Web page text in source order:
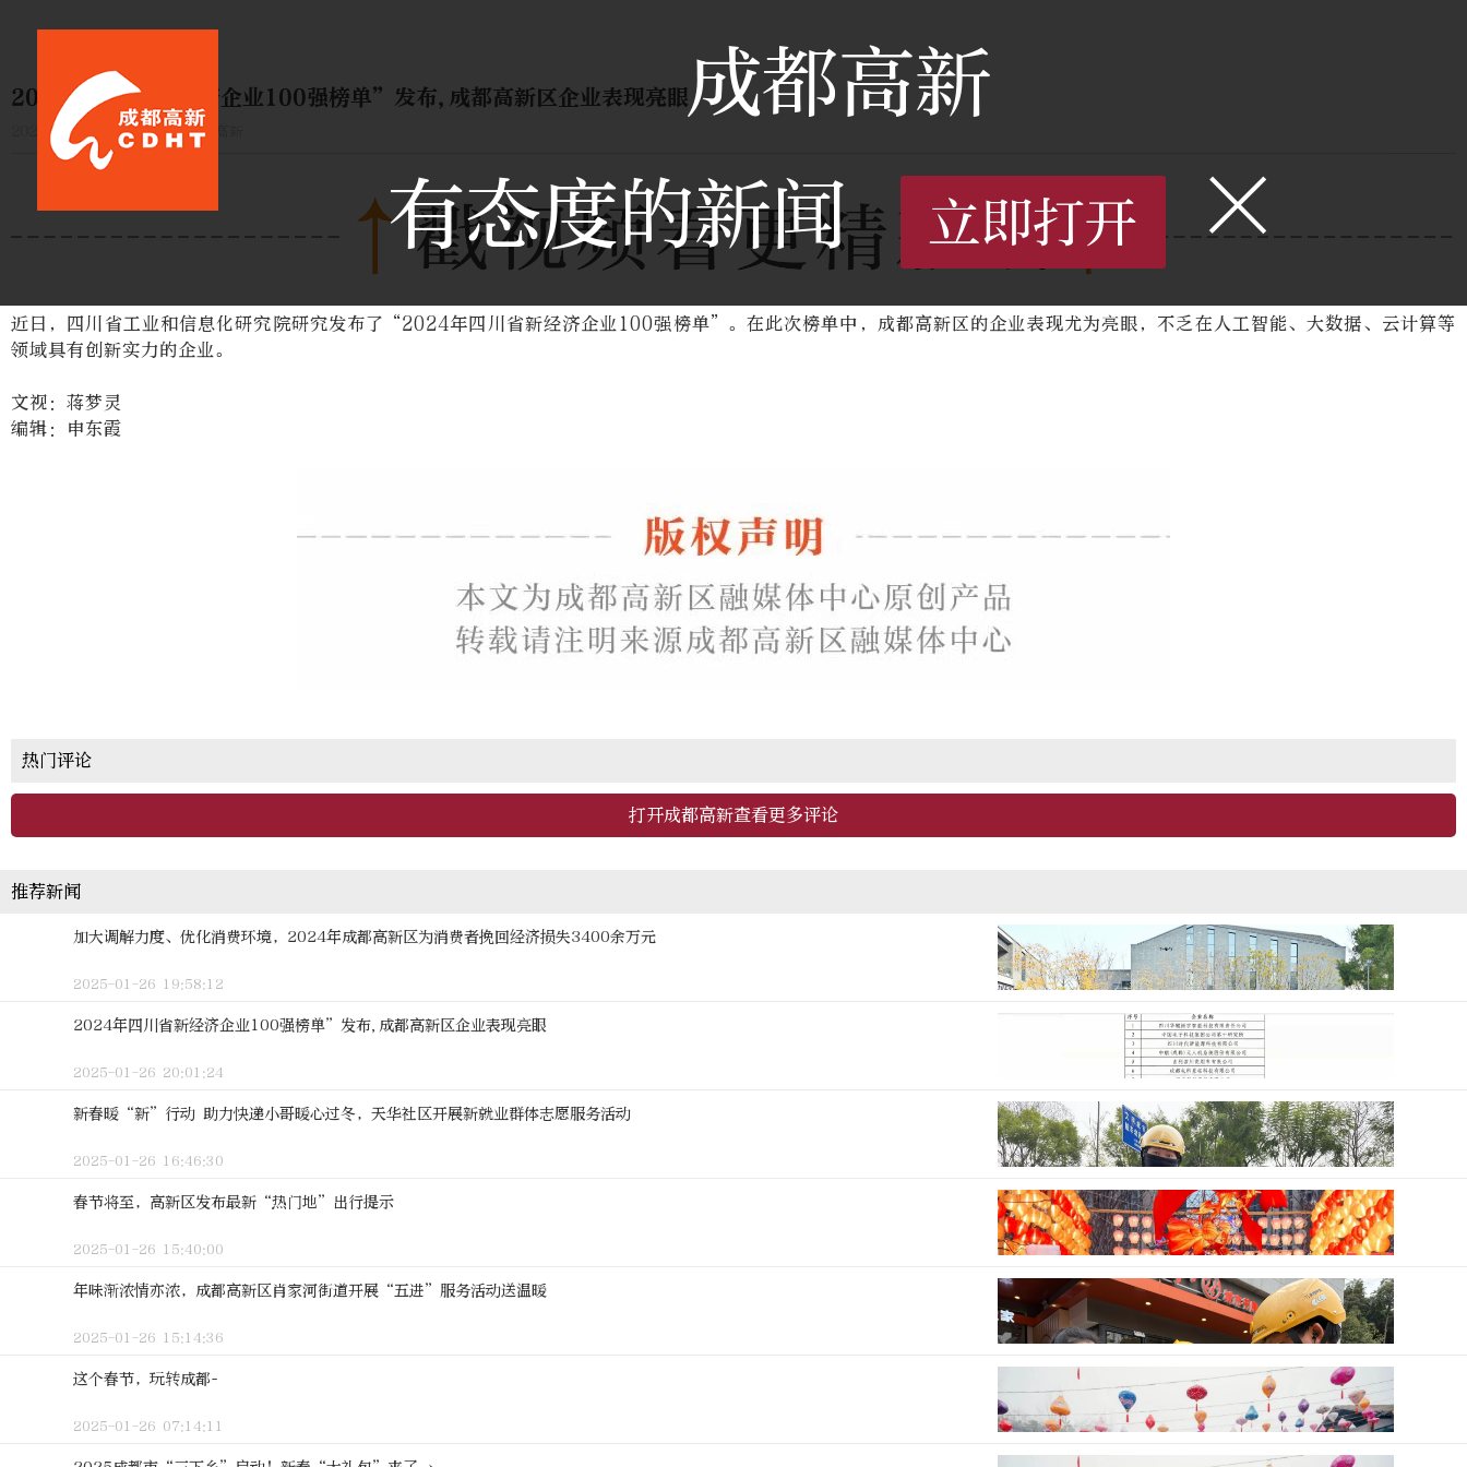
2024年四川省新经济企业100强榜单”发布,成都高新区企业表现亮眼
2025-01-26 20:01:24 成都高新
近日，四川省工业和信息化研究院研究发布了“2024年四川省新经济企业100强榜单”。在此次榜单中，成都高新区的企业表现尤为亮眼，不乏在人工智能、大数据、云计算等
领域具有创新实力的企业。
文视：蒋梦灵
编辑：申东霞
热门评论
打开成都高新查看更多评论
推荐新闻
加大调解力度、优化消费环境，2024年成都高新区为消费者挽回经济损失3400余万元
2025-01-26 19:58:12
2024年四川省新经济企业100强榜单”发布,成都高新区企业表现亮眼
2025-01-26 20:01:24
新春暖“新”行动 助力快递小哥暖心过冬，天华社区开展新就业群体志愿服务活动
2025-01-26 16:46:30
春节将至，高新区发布最新“热门地”出行提示
2025-01-26 15:40:00
年味渐浓情亦浓，成都高新区肖家河街道开展“五进”服务活动送温暖
2025-01-26 15:14:36
这个春节，玩转成都~
2025-01-26 07:14:11
成都高新
有态度的新闻
立即打开 ×